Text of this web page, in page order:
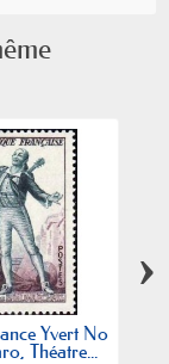
Yvert No
Théatre...
›